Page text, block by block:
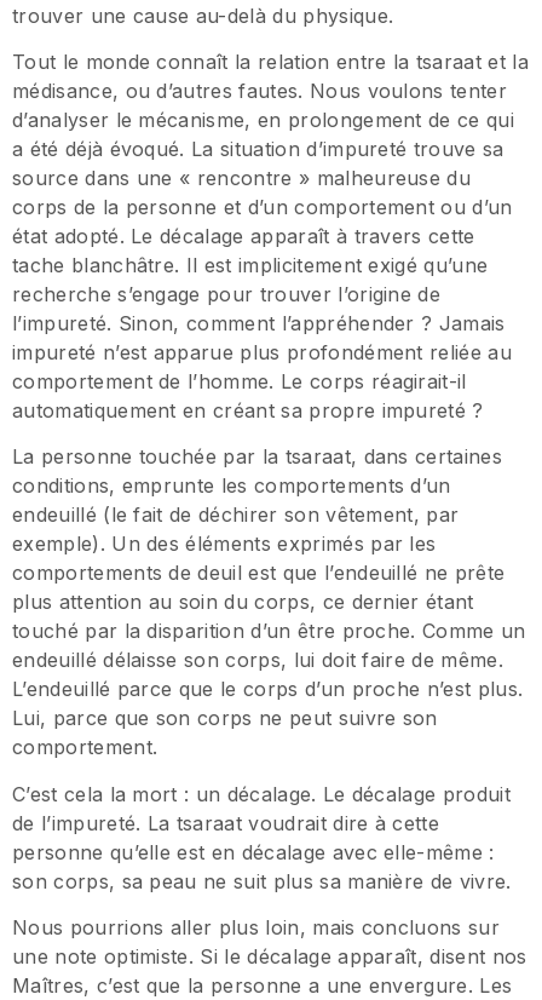
trouver une cause au-delà du physique.
Tout le monde connaît la relation entre la tsaraat et la
médisance, ou d’autres fautes. Nous voulons tenter
d’analyser le mécanisme, en prolongement de ce qui
a été déjà évoqué. La situation d’impureté trouve sa
source dans une « rencontre » malheureuse du
corps de la personne et d’un comportement ou d’un
état adopté. Le décalage apparaît à travers cette
tache blanchâtre. Il est implicitement exigé qu’une
recherche s’engage pour trouver l’origine de
l’impureté. Sinon, comment l’appréhender ? Jamais
impureté n’est apparue plus profondément reliée au
comportement de l’homme. Le corps réagirait-il
automatiquement en créant sa propre impureté ?
La personne touchée par la tsaraat, dans certaines
conditions, emprunte les comportements d’un
endeuillé (le fait de déchirer son vêtement, par
exemple). Un des éléments exprimés par les
comportements de deuil est que l’endeuillé ne prête
plus attention au soin du corps, ce dernier étant
touché par la disparition d’un être proche. Comme un
endeuillé délaisse son corps, lui doit faire de même.
L’endeuillé parce que le corps d’un proche n’est plus.
Lui, parce que son corps ne peut suivre son
comportement.
C’est cela la mort : un décalage. Le décalage produit
de l’impureté. La tsaraat voudrait dire à cette
personne qu’elle est en décalage avec elle-même :
son corps, sa peau ne suit plus sa manière de vivre.
Nous pourrions aller plus loin, mais concluons sur
une note optimiste. Si le décalage apparaît, disent nos
Maîtres, c’est que la personne a une envergure. Les